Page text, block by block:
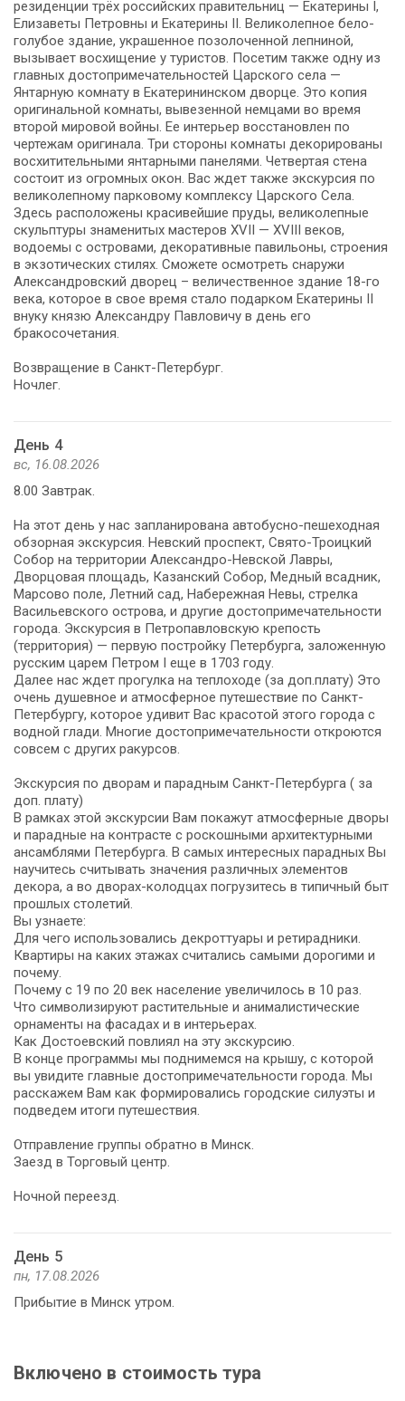
резиденции трёх российских правительниц — Екатерины I,
Елизаветы Петровны и Екатерины II. Великолепное бело-
голубое здание, украшенное позолоченной лепниной,
вызывает восхищение у туристов. Посетим также одну из
главных достопримечательностей Царского села —
Янтарную комнату в Екатерининском дворце. Это копия
оригинальной комнаты, вывезенной немцами во время
второй мировой войны. Ее интерьер восстановлен по
чертежам оригинала. Три стороны комнаты декорированы
восхитительными янтарными панелями. Четвертая стена
состоит из огромных окон. Вас ждет также экскурсия по
великолепному парковому комплексу Царского Села.
Здесь расположены красивейшие пруды, великолепные
скульптуры знаменитых мастеров XVII — XVIII веков,
водоемы с островами, декоративные павильоны, строения
в экзотических стилях. Сможете осмотреть снаружи
Александровский дворец – величественное здание 18-го
века, которое в свое время стало подарком Екатерины II
внуку князю Александру Павловичу в день его
бракосочетания.
Возвращение в Санкт-Петербург.
Ночлег.
День 4
вс, 16.08.2026
8.00 Завтрак.
На этот день у нас запланирована автобусно-пешеходная
обзорная экскурсия. Невский проспект, Свято-Троицкий
Собор на территории Александро-Невской Лавры,
Дворцовая площадь, Казанский Собор, Медный всадник,
Марсово поле, Летний сад, Набережная Невы, стрелка
Васильевского острова, и другие достопримечательности
города. Экскурсия в Петропавловскую крепость
(территория) — первую постройку Петербурга, заложенную
русским царем Петром I еще в 1703 году.
Далее нас ждет прогулка на теплоходе (за доп.плату) Это
очень душевное и атмосферное путешествие по Санкт-
Петербургу, которое удивит Вас красотой этого города с
водной глади. Многие достопримечательности откроются
совсем с других ракурсов.
Экскурсия по дворам и парадным Санкт-Петербурга ( за
доп. плату)
В рамках этой экскурсии Вам покажут атмосферные дворы
и парадные на контрасте с роскошными архитектурными
ансамблями Петербурга. В самых интересных парадных Вы
научитесь считывать значения различных элементов
декора, а во дворах-колодцах погрузитесь в типичный быт
прошлых столетий.
Вы узнаете:
Для чего использовались декроттуары и ретирадники.
Квартиры на каких этажах считались самыми дорогими и
почему.
Почему с 19 по 20 век население увеличилось в 10 раз.
Что символизируют растительные и анималистические
орнаменты на фасадах и в интерьерах.
Как Достоевский повлиял на эту экскурсию.
В конце программы мы поднимемся на крышу, с которой
вы увидите главные достопримечательности города. Мы
расскажем Вам как формировались городские силуэты и
подведем итоги путешествия.
Отправление группы обратно в Минск.
Заезд в Торговый центр.
Ночной переезд.
День 5
пн, 17.08.2026
Прибытие в Минск утром.
Включено в стоимость тура